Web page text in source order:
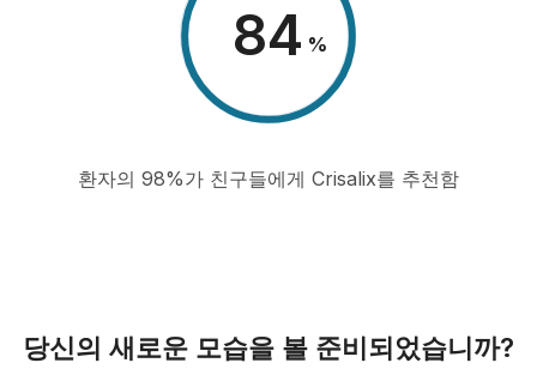
98 %
환자의 98%가 친구들에게 Crisalix를 추천함
당신의 새로운 모습을 볼 준비되었습니까?